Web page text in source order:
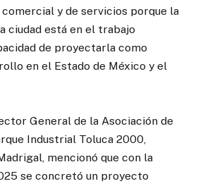
y de servicios porque la
ciudad está en el trabajo
de proyectarla como
en el Estado de México y el
General de la Asociación de
Industrial Toluca 2000,
mencionó que con la
se concretó un proyecto